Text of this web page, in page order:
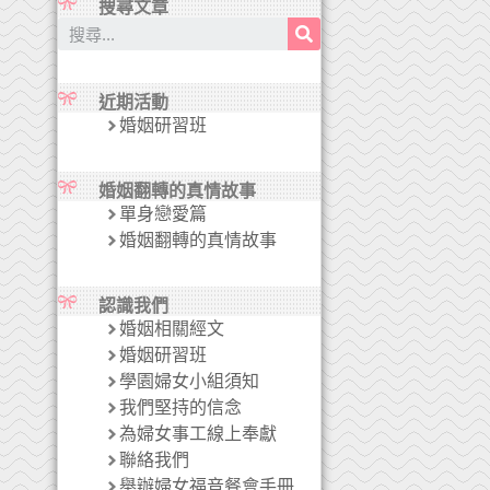
搜尋文章
近期活動
婚姻研習班
婚姻翻轉的真情故事
單身戀愛篇
婚姻翻轉的真情故事
認識我們
婚姻相關經文
婚姻研習班
學園婦女小組須知
我們堅持的信念
為婦女事工線上奉獻
聯絡我們
舉辦婦女福音餐會手冊